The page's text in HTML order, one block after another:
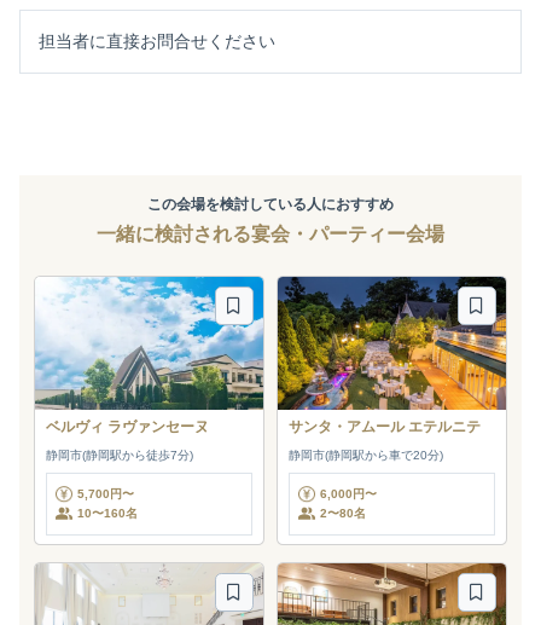
担当者に直接お問合せください
この会場を検討している人におすすめ
一緒に検討される宴会・パーティー会場
ベルヴィ ラヴァンセーヌ
静岡市(静岡駅から徒歩7分)
5,700円〜
10〜160名
サンタ・アムール エテルニテ
静岡市(静岡駅から車で20分)
6,000円〜
2〜80名